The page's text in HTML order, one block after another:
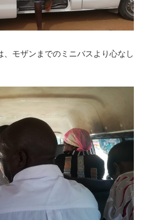
、モザンまでのミニバスより心なし